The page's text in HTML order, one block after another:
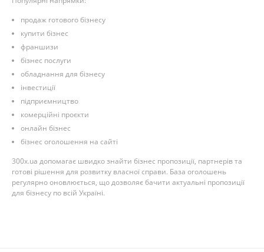
продаж готового бізнесу
купити бізнес
франшизи
бізнес послуги
обладнання для бізнесу
інвестиції
підприємництво
комерційні проєкти
онлайн бізнес
бізнес оголошення на сайті
300x.ua допомагає швидко знайти бізнес пропозиції, партнерів та
готові рішення для розвитку власної справи. База оголошень
регулярно оновлюється, що дозволяє бачити актуальні пропозиції
для бізнесу по всій Україні.